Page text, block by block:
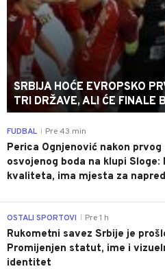
SRBIJA HOĆE EVROPSKO
TRI DRŽAVE, ALI ĆE FINALE
FUDBAL Pre 43 min
Perica Ognjenović nakon prvog
osvojenog boda na klupi Sloge:
kvaliteta, ima mjesta za
OSTALI SPORTOVI Pre 1 h
Rukometni savez Srbije je
Promijenjen statut, ime i
identitet